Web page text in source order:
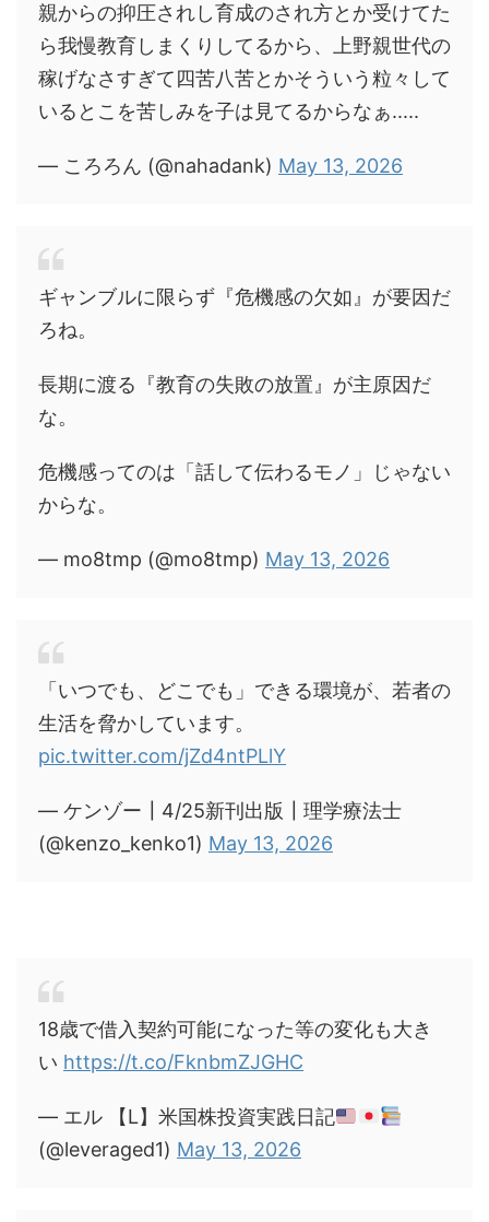
親からの抑圧されし育成のされ方とか受けてた
ら我慢教育しまくりしてるから、上野親世代の
稼げなさすぎて四苦八苦とかそういう粒々して
いるとこを苦しみを子は見てるからなぁ.....
— ころろん (@nahadank) May 13, 2026
ギャンブルに限らず『危機感の欠如』が要因だ
ろね。
長期に渡る『教育の失敗の放置』が主原因だ
な。
危機感ってのは「話して伝わるモノ」じゃない
からな。
— mo8tmp (@mo8tmp) May 13, 2026
「いつでも、どこでも」できる環境が、若者の
生活を脅かしています。
pic.twitter.com/jZd4ntPLlY
— ケンゾー┃4/25新刊出版┃理学療法士
(@kenzo_kenko1) May 13, 2026
18歳で借入契約可能になった等の変化も大き
い https://t.co/FknbmZJGHC
— エル 【L】米国株投資実践日記
(@leveraged1) May 13, 2026